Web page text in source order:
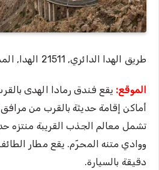
طريق الهدا الدائري, 21511 الهدا, المملكة العربية السعودية
الموقع: يقع فندق رمادا الهدى
أماكن إقامة حديثة بالقرب من
تشمل معالم الجذب القريبة منتزه
دقيقة بالسيارة.